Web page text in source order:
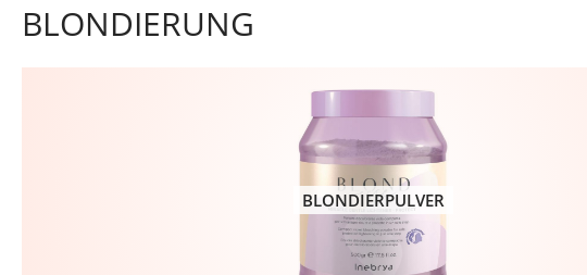
BLONDIERUNG
BLONDIERPULVER